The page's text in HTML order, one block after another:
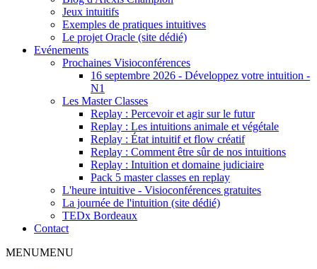
Jeux intuitifs
Exemples de pratiques intuitives
Le projet Oracle (site dédié)
Evénements
Prochaines Visioconférences
16 septembre 2026 - Développez votre intuition -
N1
Les Master Classes
Replay : Percevoir et agir sur le futur
Replay : Les intuitions animale et végétale
Replay : État intuitif et flow créatif
Replay : Comment être sûr de nos intuitions
Replay : Intuition et domaine judiciaire
Pack 5 master classes en replay
L'heure intuitive - Visioconférences gratuites
La journée de l'intuition (site dédié)
TEDx Bordeaux
Contact
MENUMENU